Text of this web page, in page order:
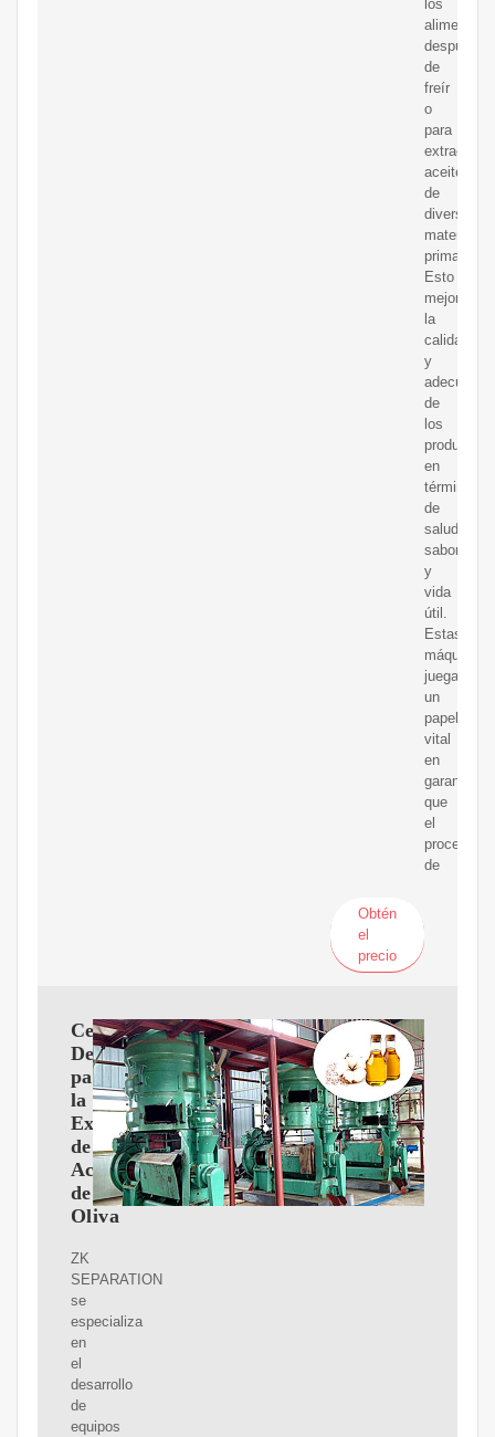
los
alimentos
después
de
freír
o
para
extraer
aceite
de
diversas
materias
primas.
Esto
mejora
la
calidad
y
de
los
productos
en
términos
de
salud,
sabor
y
vida
útil.
Estas
máquinas
juegan
un
papel
vital
en
garantizar
que
el
proceso
de
Obtén
el
precio
Centrífuga
Decantadora
para
la
Extracción
de
Aceite
de
Oliva
ZK
SEPARATION
se
especializa
en
el
desarrollo
de
equipos